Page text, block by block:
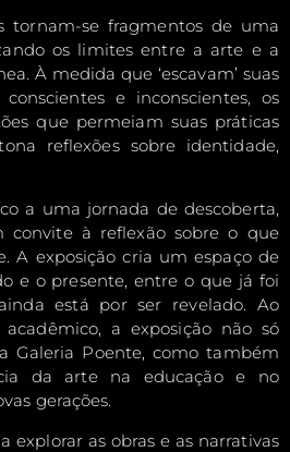
tornam-se fragmentos de uma
os limites entre a arte e a
À medida que ‘escavam’ suas
conscientes e inconscientes, os
que permeiam suas práticas
reflexões sobre identidade,
a uma jornada de descoberta,
convite à reflexão sobre o que
A exposição cria um espaço de
e o presente, entre o que já foi
está por ser revelado. Ao
a exposição não só
Galeria Poente, como também
da arte na educação e no
gerações.
explorar as obras e as narrativas